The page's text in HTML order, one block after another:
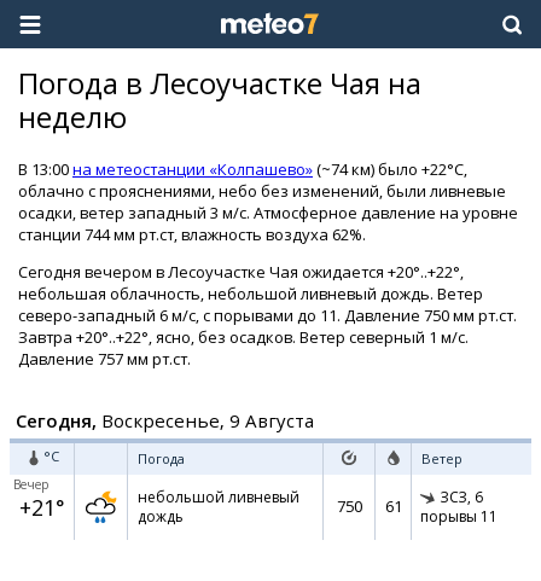
Погода в Лесоучастке Чая на
неделю
В 13:00на метеостанции «Колпашево»(~74 км) было +22°C,
облачно с прояснениями, небо без изменений, были ливневые
осадки, ветер западный 3 м/с. Атмосферное давление на уровне
станции 744 мм рт.ст, влажность воздуха 62%.
Сегодня вечером в Лесоучастке Чая ожидается +20°..+22°,
небольшая облачность, небольшой ливневый дождь. Ветер
северо-западный 6 м/с, с порывами до 11. Давление 750 мм рт.ст.
Завтра +20°..+22°, ясно, без осадков. Ветер северный 1 м/с.
Давление 757 мм рт.ст.
Сегодня, Воскресенье, 9 Августа
°C Погода Ветер
Вечер
+21°
небольшой ливневый
дождь
750 61 ЗСЗ, 6
порывы 11